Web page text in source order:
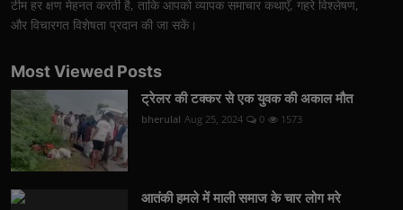
टीम हर क्षण मेहनत करती है, ताकि आपको व्यापक समाचार कथाएँ, गहरे विश्लेषण,
और विचारगत विशेषता प्रदान की जा सकें।
Most Viewed Posts
ट्रेलर की टक्कर से एक युवक की अकाल मौत
bherulal Aug 25, 2024 0 1573
आतंकी हमले में माली समाज के चार लोग मरे